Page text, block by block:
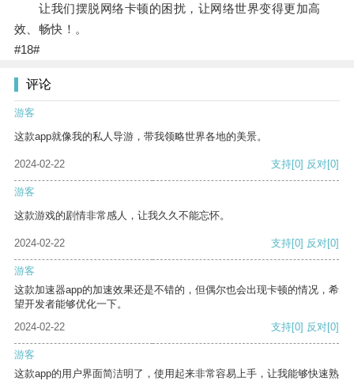
让我们摆脱网络卡顿的困扰，让网络世界变得更加高
效、畅快！。
#18#
评论
游客
这款app就像我的私人导游，带我领略世界各地的美景。
2024-02-22 支持[0] 反对[0]
游客
这款游戏的剧情非常感人，让我久久不能忘怀。
2024-02-22 支持[0] 反对[0]
游客
这款加速器app的加速效果还是不错的，但偶尔也会出现卡顿的情况，希
望开发者能够优化一下。
2024-02-22
支持[0] 反对[0]
游客
这款app的用户界面简洁明了，使用起来非常容易上手，让我能够快速熟